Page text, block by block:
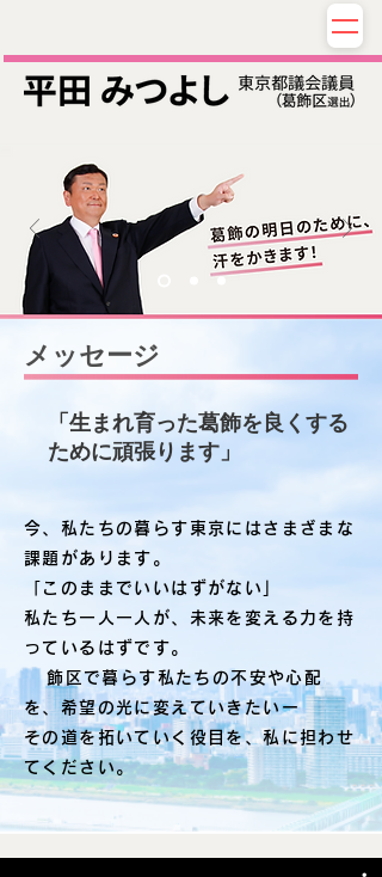
メッセージ
「生まれ育った葛飾を良くする
ために頑張ります」
今、私たちの暮らす東京にはさまざまな
課題があります。
「このままでいいはずがない」
私たち一人一人が、未来を変える力を持
っているはずです。
飾区で暮らす私たちの不安や心配
を、希望の光に変えていきたいー
その道を拓いていく役目を、私に担わせ
てください。